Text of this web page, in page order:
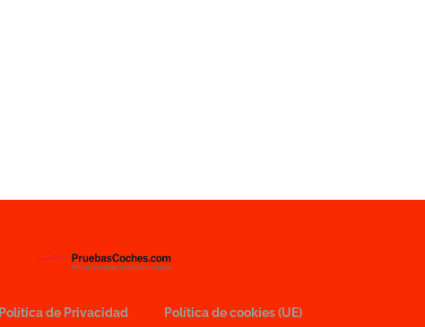
Política de Privacidad Política de cookies (UE)